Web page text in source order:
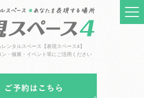
ンタルスペース【表現スペース4】
ン・個展・イベント等にご活用ください